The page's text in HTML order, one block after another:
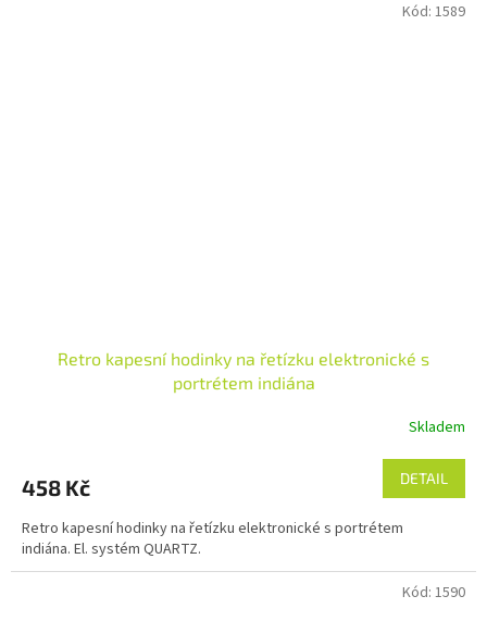
Retro kapesní hodinky na řetízku elektronické s
portrétem indiána
Skladem
458 Kč DETAIL
Retro kapesní hodinky na řetízku elektronické s portrétem
indiána. El. systém QUARTZ.
Kód: 1589
Kód: 1590